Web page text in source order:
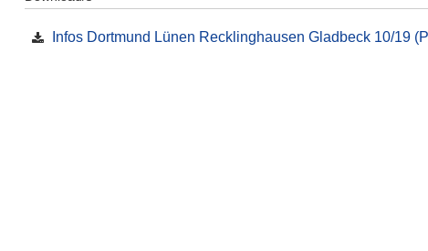
Infos Dortmund Lünen Recklinghausen Gladbeck 10/19